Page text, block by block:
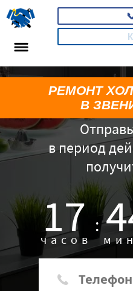
в период
17 :
часов
РЕМОНТ
В